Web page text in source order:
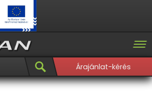
Árajánlat-kérés